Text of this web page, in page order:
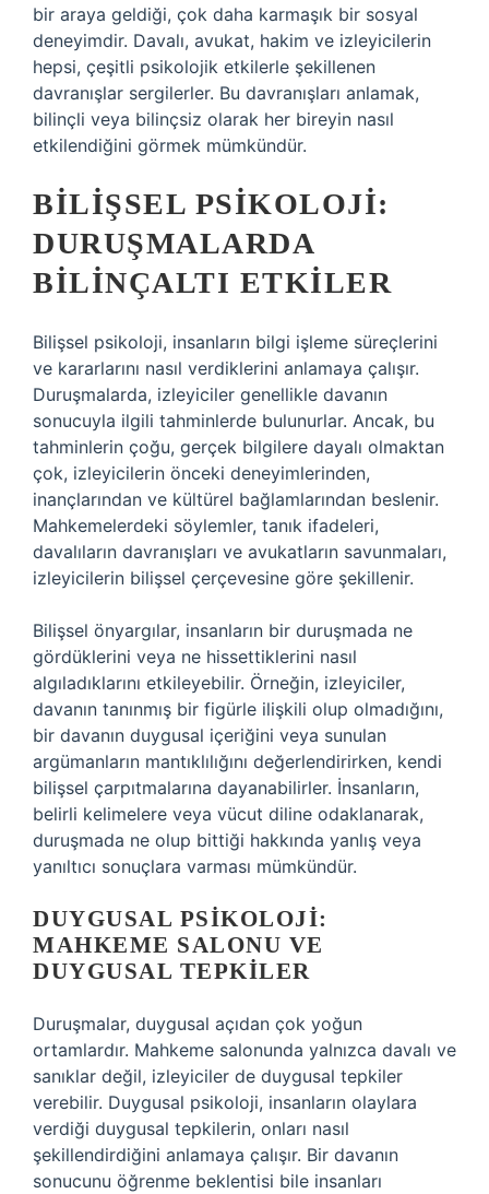
bir araya geldiği, çok daha karmaşık bir sosyal
deneyimdir. Davalı, avukat, hakim ve izleyicilerin
hepsi, çeşitli psikolojik etkilerle şekillenen
davranışlar sergilerler. Bu davranışları anlamak,
bilinçli veya bilinçsiz olarak her bireyin nasıl
etkilendiğini görmek mümkündür.
BILIŞSEL PSIKOLOJI:
DURUŞMALARDA
BILINÇALTI ETKILER
Bilişsel psikoloji, insanların bilgi işleme süreçlerini
ve kararlarını nasıl verdiklerini anlamaya çalışır.
Duruşmalarda, izleyiciler genellikle davanın
sonucuyla ilgili tahminlerde bulunurlar. Ancak, bu
tahminlerin çoğu, gerçek bilgilere dayalı olmaktan
çok, izleyicilerin önceki deneyimlerinden,
inançlarından ve kültürel bağlamlarından beslenir.
Mahkemelerdeki söylemler, tanık ifadeleri,
davalıların davranışları ve avukatların savunmaları,
izleyicilerin bilişsel çerçevesine göre şekillenir.
Bilişsel önyargılar, insanların bir duruşmada ne
gördüklerini veya ne hissettiklerini nasıl
algıladıklarını etkileyebilir. Örneğin, izleyiciler,
davanın tanınmış bir figürle ilişkili olup olmadığını,
bir davanın duygusal içeriğini veya sunulan
argümanların mantıklılığını değerlendirirken, kendi
bilişsel çarpıtmalarına dayanabilirler. İnsanların,
belirli kelimelere veya vücut diline odaklanarak,
duruşmada ne olup bittiği hakkında yanlış veya
yanıltıcı sonuçlara varması mümkündür.
DUYGUSAL PSIKOLOJI:
MAHKEME SALONU VE
DUYGUSAL TEPKILER
Duruşmalar, duygusal açıdan çok yoğun
ortamlardır. Mahkeme salonunda yalnızca davalı ve
sanıklar değil, izleyiciler de duygusal tepkiler
verebilir. Duygusal psikoloji, insanların olaylara
verdiği duygusal tepkilerin, onları nasıl
şekillendirdiğini anlamaya çalışır. Bir davanın
sonucunu öğrenme beklentisi bile insanları